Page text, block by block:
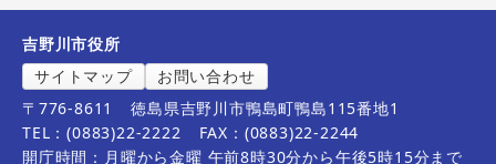
吉野川市役所
サイトマップ
お問い合わせ
〒776-8611
徳島県吉野川市鴨島町鴨島115番地1
TEL：(0883)22-2222
FAX：(0883)22-2244
開庁時間：月曜から金曜 午前8時30分から午後5時15分まで